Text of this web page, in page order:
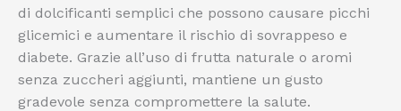
di dolcificanti semplici che possono causare picchi
glicemici e aumentare il rischio di sovrappeso e
diabete. Grazie all’uso di frutta naturale o aromi
senza zuccheri aggiunti, mantiene un gusto
gradevole senza compromettere la salute.